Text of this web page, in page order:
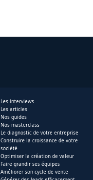
Les interviews
Les articles
Nos guides
Nos masterclass
Le diagnostic de votre entreprise
Construire la croissance de votre
société
Optimiser la création de valeur
Faire grandir ses équipes
Améliorer son cycle de vente